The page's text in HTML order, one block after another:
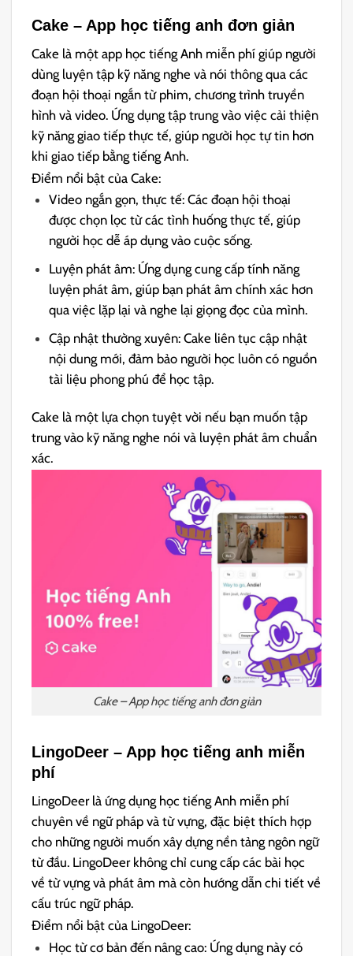
Cake – App học tiếng anh đơn giản
Cake là một app học tiếng Anh miễn phí giúp người
dùng luyện tập kỹ năng nghe và nói thông qua các
đoạn hội thoại ngắn từ phim, chương trình truyền
hình và video. Ứng dụng tập trung vào việc cải thiện
kỹ năng giao tiếp thực tế, giúp người học tự tin hơn
khi giao tiếp bằng tiếng Anh.
Điểm nổi bật của Cake:
Video ngắn gọn, thực tế: Các đoạn hội thoại
được chọn lọc từ các tình huống thực tế, giúp
người học dễ áp dụng vào cuộc sống.
Luyện phát âm: Ứng dụng cung cấp tính năng
luyện phát âm, giúp bạn phát âm chính xác hơn
qua việc lặp lại và nghe lại giọng đọc của mình.
Cập nhật thường xuyên: Cake liên tục cập nhật
nội dung mới, đảm bảo người học luôn có nguồn
tài liệu phong phú để học tập.
Cake là một lựa chọn tuyệt vời nếu bạn muốn tập
trung vào kỹ năng nghe nói và luyện phát âm chuẩn
xác.
Cake – App học tiếng anh đơn giản
LingoDeer – App học tiếng anh miễn
phí
LingoDeer là ứng dụng học tiếng Anh miễn phí
chuyên về ngữ pháp và từ vựng, đặc biệt thích hợp
cho những người muốn xây dựng nền tảng ngôn ngữ
từ đầu. LingoDeer không chỉ cung cấp các bài học
về từ vựng và phát âm mà còn hướng dẫn chi tiết về
cấu trúc ngữ pháp.
Điểm nổi bật của LingoDeer:
Học từ cơ bản đến nâng cao: Ứng dụng này có